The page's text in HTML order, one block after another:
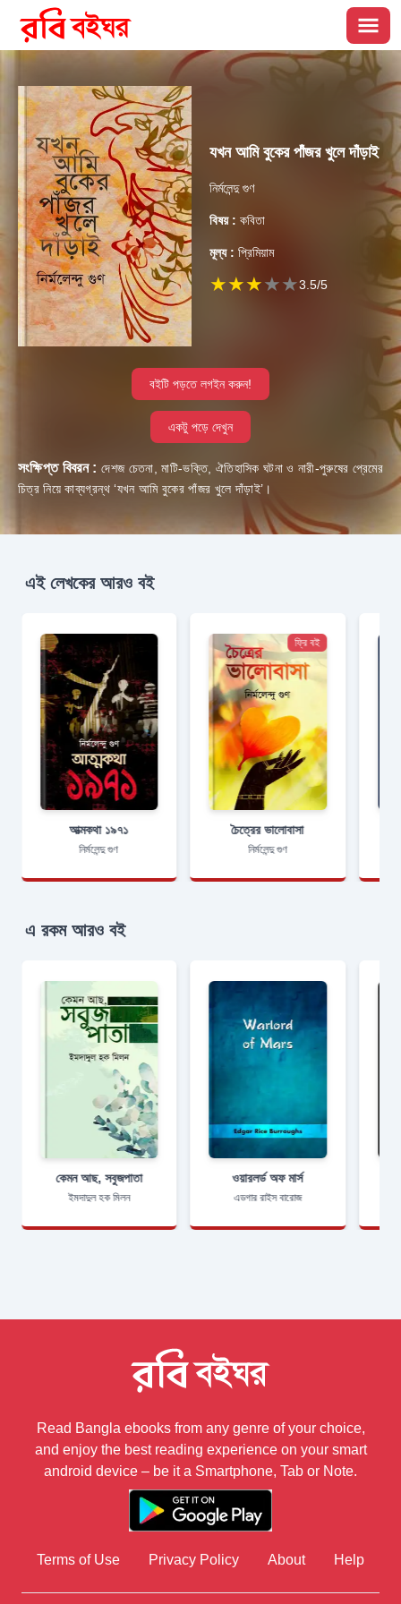
যখন আমি বুকের পাঁজর খুলে দাঁড়াই
নির্মলেন্দু গুণ
বিষয় : কবিতা
মূল্য : প্রিমিয়াম
★★★★★3.5/5
বইটি পড়তে লগইন করুন!
একটু পড়ে দেখুন
সংক্ষিপ্ত বিবরন : দেশজ চেতনা, মাটি-ভক্তি, ঐতিহাসিক ঘটনা ও নারী-পুরুষের প্রেমের
চিত্র নিয়ে কাব্যগ্রন্থ ‘যখন আমি বুকের পাঁজর খুলে দাঁড়াই’।
এই লেখকের আরও বই
আত্মকথা ১৯৭১
নির্মলেন্দু গুণ
ফ্রি বই
চৈত্রের ভালোবাসা
নির্মলেন্দু গুণ
এ রকম আরও বই
কেমন আছ, সবুজপাতা
ইমদাদুল হক মিলন
ওয়ারলর্ড অফ মার্স
এডগার রাইস বারোজ
Read Bangla ebooks from any genre of your choice,
and enjoy the best reading experience on your smart
android device – be it a Smartphone, Tab or Note.
Terms of Use Privacy Policy About Help